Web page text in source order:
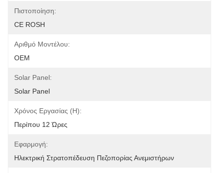
Πιστοποίηση:
CE ROSH
Αριθμό Μοντέλου:
OEM
Solar Panel:
Solar Panel
Χρόνος Εργασίας (η):
Περίπου 12 Ώρες
Εφαρμογή:
Ηλεκτρική Στρατοπέδευση Πεζοπορίας Ανεμιστήρων